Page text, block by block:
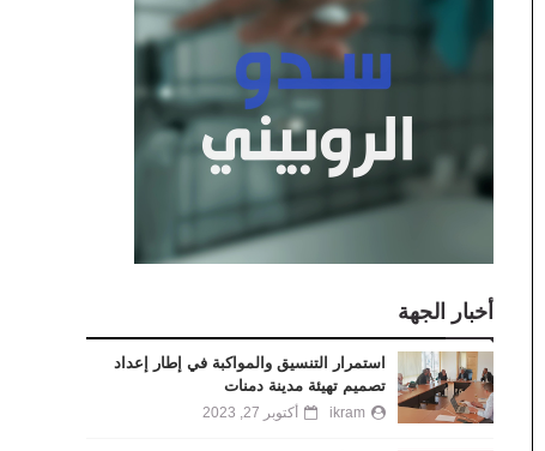
أخبار الجهة
استمرار التنسيق والمواكبة في إطار إعداد
تصميم تهيئة مدينة دمنات
ikram أكتوبر 27, 2023